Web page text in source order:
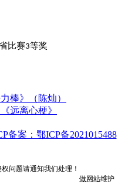
比赛3等奖
棒》（陈灿）
远离心梗》
备案：鄂ICP备2021015488
问题请通知我们处理！
做网站维护